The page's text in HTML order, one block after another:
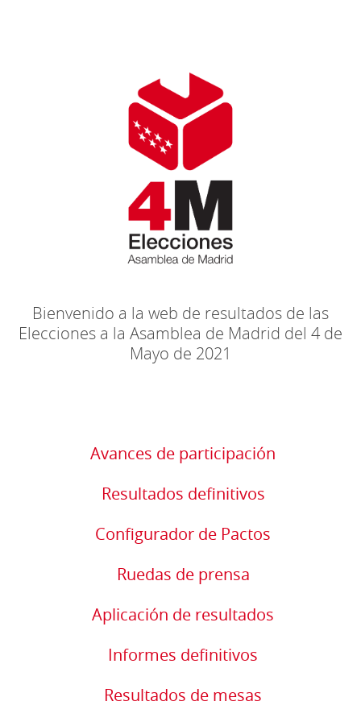
Bienvenido a la web de resultados de las
Elecciones a la Asamblea de Madrid del 4 de
Mayo de 2021
Avances de participación
Resultados definitivos
Configurador de Pactos
Ruedas de prensa
Aplicación de resultados
Informes definitivos
Resultados de mesas